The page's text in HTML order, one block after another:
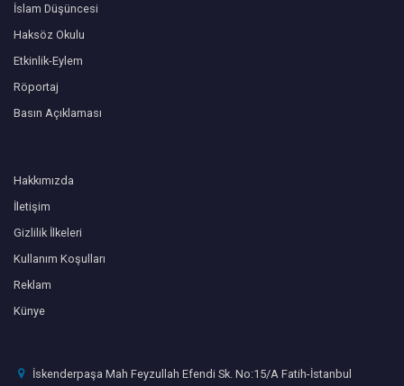
İslam Düşüncesi
Haksöz Okulu
Etkinlik-Eylem
Röportaj
Basın Açıklaması
Hakkımızda
İletişim
Gizlilik İlkeleri
Kullanım Koşulları
Reklam
Künye
İskenderpaşa Mah Feyzullah Efendi Sk. No:15/A Fatih-İstanbul